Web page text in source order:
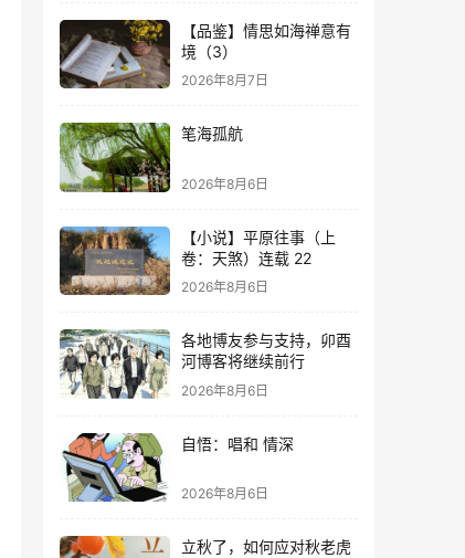
【品鉴】情思如海禅意有
境（3）
2026年8月7日
笔海孤航
2026年8月6日
【小说】平原往事（上
卷：天煞）连载 22
2026年8月6日
各地博友参与支持，卯酉
河博客将继续前行
2026年8月6日
自悟：唱和 情深
2026年8月6日
立秋了，如何应对秋老虎